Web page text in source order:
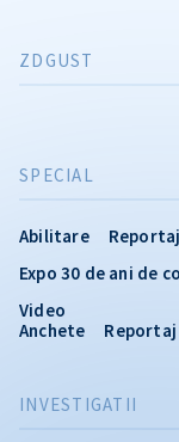
INVESTIGATII
SPECIAL
Abilitare
Expo 30 de ani de
Video
Anchete
Reportaj
ZDGUST